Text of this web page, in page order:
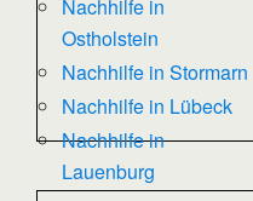
Nachhilfe in
Ostholstein
Nachhilfe in Stormarn
Nachhilfe in Lübeck
Nachhilfe in
Lauenburg